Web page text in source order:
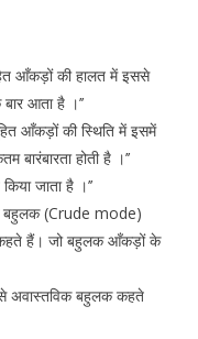
आँकड़ों की हालत में इससे
आता है ।’’
आँकड़ों की स्थिति में इसमें
बारंबारता होती है ।’’
जाता है ।’’
बहुलक (Crude mode)
हैं। जो बहुलक आँकड़ों के
अवास्तविक बहुलक कहते